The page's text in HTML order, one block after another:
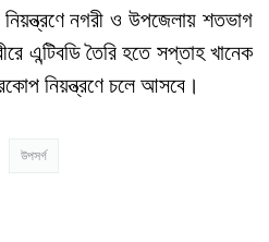
নগরী ও উপজেলায় শতভাগ
এন্টিবডি তৈরি হতে সপ্তাহ খানেক
নিয়ন্ত্রণে চলে আসবে।
উপসর্গ